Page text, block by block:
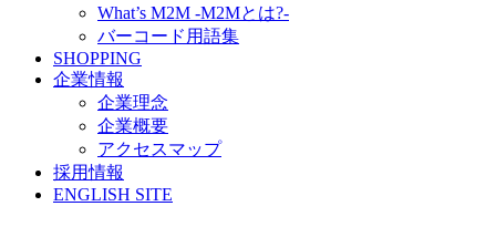
What’s M2M -M2Mとは?-
バーコード用語集
SHOPPING
企業情報
企業理念
企業概要
アクセスマップ
採用情報
ENGLISH SITE